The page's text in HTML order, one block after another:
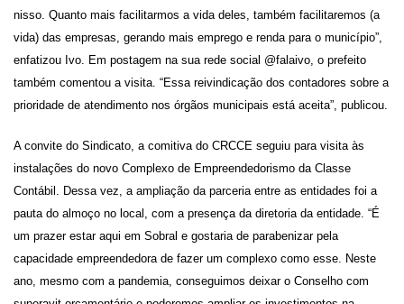
nisso. Quanto mais facilitarmos a vida deles, também facilitaremos (a
vida) das empresas, gerando mais emprego e renda para o município”,
enfatizou Ivo. Em postagem na sua rede social @falaivo, o prefeito
também comentou a visita. “Essa reivindicação dos contadores sobre a
prioridade de atendimento nos órgãos municipais está aceita”, publicou.
A convite do Sindicato, a comitiva do CRCCE seguiu para visita às
instalações do novo Complexo de Empreendedorismo da Classe
Contábil. Dessa vez, a ampliação da parceria entre as entidades foi a
pauta do almoço no local, com a presença da diretoria da entidade. “É
um prazer estar aqui em Sobral e gostaria de parabenizar pela
capacidade empreendedora de fazer um complexo como esse. Neste
ano, mesmo com a pandemia, conseguimos deixar o Conselho com